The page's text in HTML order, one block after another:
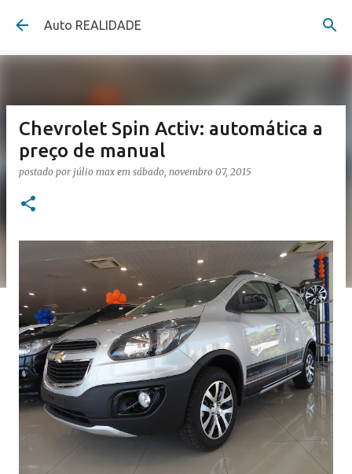
Pular para o conteúdo principal
Auto REALIDADE
Chevrolet Spin Activ: automática a
preço de manual
postado por júlio max em sábado, novembro 07, 2015